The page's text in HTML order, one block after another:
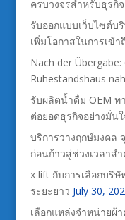
ครบวงจรสำหรับธุรกิ
รับออกแบบเว็บไซต์บ
เพิ่มโอกาสในการเข้า
Nach der
Ruhestandshaus
รับผลิตน้ำดื่ม OEM ท
ต่อยอดธุรกิจอย่างมั่นใ
บริการวางฤกษ์มงคล
ก่อนก้าวสู่ช่วงเวลาส
x lift กับการเลือกบริ
ระยะยาว July 30,
เลือกแหล่งจำหน่ายผ้